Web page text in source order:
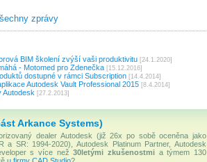
zprávy
BIM školení zvýší vaši produktivitu [24.1.2020]
- Motomed pro Zdenečka [15.12.2016]
dostupné v rámci Subscription [14.4.2014]
Autodesk Vault Professional 2015 [8.4.2014]
Autodesk [27.2.2013]
Arkance Systems)
dealer Autodesk (již 26x po sobě oceněna jako
a SR: 1994-2020), Autodesk Platinum Partner, Autodesk
s více než30letými zkušenostmi a týmem 130